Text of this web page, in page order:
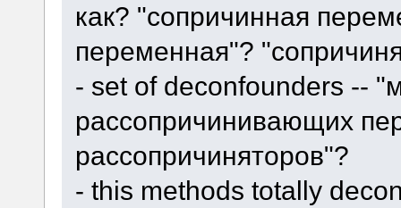
как? "сопричинная
переменная"?
- set of deconfounders --
рассопричинивающих
рассопричиняторов"?
- this methods totally